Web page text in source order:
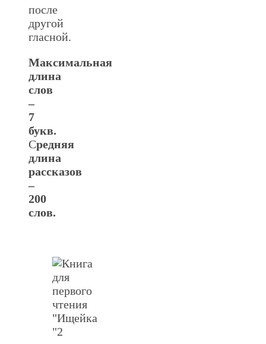
после
другой
гласной.
Максимальная
длина
слов
–
7
букв.
Средняя
длина
рассказов
–
200
слов.